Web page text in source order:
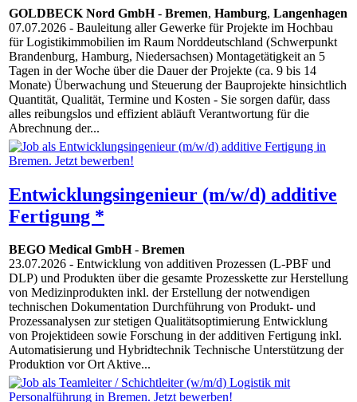
GOLDBECK Nord GmbH- Bremen, Hamburg, Langenhagen
07.07.2026 - Bauleitung aller Gewerke für Projekte im Hochbau
für Logistikimmobilien im Raum Norddeutschland (Schwerpunkt
Brandenburg, Hamburg, Niedersachsen) Montagetätigkeit an 5
Tagen in der Woche über die Dauer der Projekte (ca. 9 bis 14
Monate) Überwachung und Steuerung der Bauprojekte hinsichtlich
Quantität, Qualität, Termine und Kosten - Sie sorgen dafür, dass
alles reibungslos und effizient abläuft Verantwortung für die
Abrechnung der...
Entwicklungsingenieur (m/w/d) additive
Fertigung *
BEGO Medical GmbH- Bremen
23.07.2026 - Entwicklung von additiven Prozessen (L-PBF und
DLP) und Produkten über die gesamte Prozesskette zur Herstellung
von Medizinprodukten inkl. der Erstellung der notwendigen
technischen Dokumentation Durchführung von Produkt- und
Prozessanalysen zur stetigen Qualitätsoptimierung Entwicklung
von Projektideen sowie Forschung in der additiven Fertigung inkl.
Automatisierung und Hybridtechnik Technische Unterstützung der
Produktion vor Ort Aktive...